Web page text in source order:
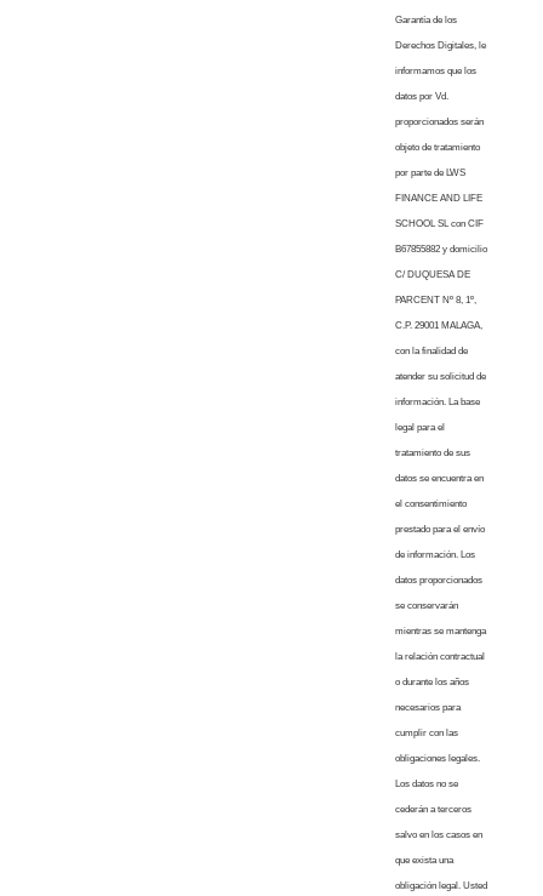
Garantía de los
Derechos Digitales, le
informamos que los
datos por Vd.
proporcionados serán
objeto de tratamiento
por parte de LWS
FINANCE AND LIFE
SCHOOL SL con CIF
B67855882 y domicilio
C/ DUQUESA DE
PARCENT Nº 8, 1º,
C.P. 29001 MALAGA,
con la finalidad de
atender su solicitud de
información. La base
legal para el
tratamiento de sus
datos se encuentra en
el consentimiento
prestado para el envío
de información. Los
datos proporcionados
se conservarán
mientras se mantenga
la relación contractual
o durante los años
necesarios para
cumplir con las
obligaciones legales.
Los datos no se
cederán a terceros
salvo en los casos en
que exista una
obligación legal. Usted